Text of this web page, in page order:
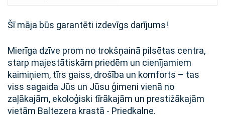
Šī māja būs garantēti izdevīgs darījums!
Mierīga dzīve prom no trokšņainā pilsētas centra,
starp majestātiskām priedēm un cienījamiem
kaimiņiem, tīrs gaiss, drošība un komforts – tas
viss sagaida Jūs un Jūsu ģimeni vienā no
zaļākajām, ekoloģiski tīrākajām un prestižākajām
vietām Baltezera krastā - Priedkalne.